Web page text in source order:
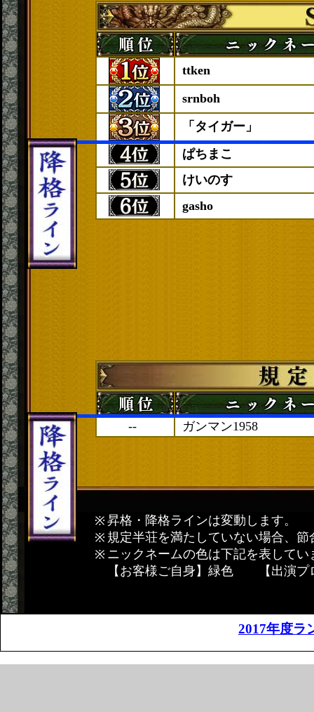
ttken
srnboh
「タイガー」
ぱちまこ
けいのす
gasho
-- ガンマン1958
昇格・降格ラインは変動します。
規定半荘を満たしていない場合、
ニックネームの色は下記を表してい
【お客様ご自身】緑色 【出演
2017年度ラ